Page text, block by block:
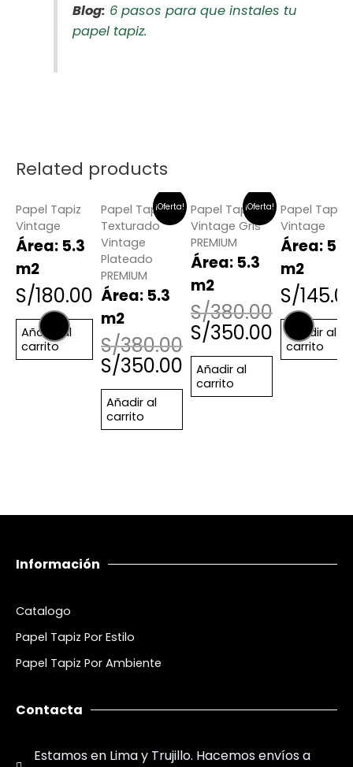
Blog: 6 pasos para que instales tu
papel tapiz.
Related products
Papel Tapiz
Vintage
Área: 5.3
m2
S/180.00
Añadir al
carrito
¡Oferta!
Papel Tapiz
Texturado
Vintage
Plateado
PREMIUM
Área: 5.3
m2
S/380.00
S/350.00
Añadir al
carrito
¡Oferta!
Papel Tapiz
Vintage Gris
PREMIUM
Área: 5.3
m2
S/380.00
S/350.00
Añadir al
carrito
Papel Tapiz
Vintage
Área: 5.3
m2
S/
Añadir al
carrito
Información
Catalogo
Papel Tapiz Por Estilo
Papel Tapiz Por Ambiente
Contacta
Estamos en Lima y Trujillo. Hacemos envíos a